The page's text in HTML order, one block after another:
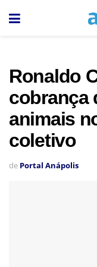
Ronaldo
cobrança
animais
coletivo
de Portal Anápolis